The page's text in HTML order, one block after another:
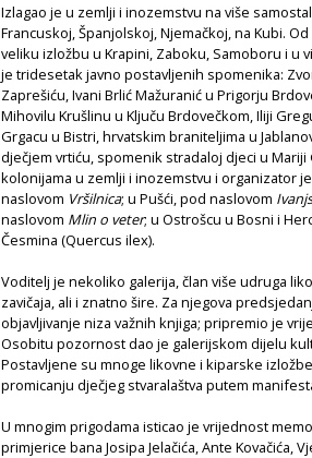
Izlagao je u zemlji i inozemstvu na više
Francuskoj, Španjolskoj, Njemačkoj, na Kubi.
veliku izložbu u Krapini, Zaboku, Samoboru i u
je tridesetak javno postavljenih spomenika:
Zaprešiću, Ivani Brlić Mažuranić u Prigorju
Mihovilu Krušlinu u Ključu Brdovečkom, Iliji
Grgacu u Bistri, hrvatskim braniteljima u
dječjem vrtiću, spomenik stradaloj djeci u
kolonijama u zemlji i inozemstvu i organizator
naslovom Vršilnica; u Pušći, pod naslovom
naslovom Mlin o veter; u Ostrošcu u Bosni i
Česmina (Quercus ilex).
Voditelj je nekoliko galerija, član više udruga
zavičaja, ali i znatno šire. Za njegova
objavljivanje niza važnih knjiga; pripremio je
Osobitu pozornost dao je galerijskom dijelu
Postavljene su mnoge likovne i kiparske
promicanju dječjeg stvaralaštva putem
U mnogim prigodama isticao je vrijednost
primjerice bana Josipa Jelačića, Ante Kovačića,